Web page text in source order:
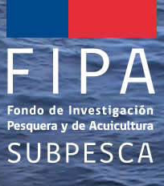
Fondo
de
Investigación
Pesquera
y
Acuicultura